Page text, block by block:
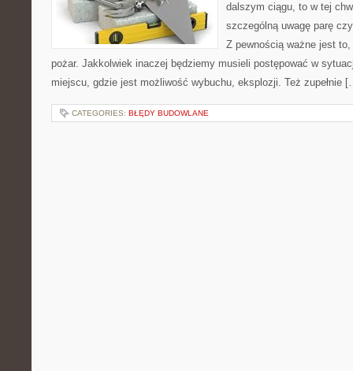
dalszym ciągu, to w tej
szczególną uwagę parę
Z pewnością ważne jest
pożar. Jakkolwiek inaczej będziemy musieli postępować w
miejscu, gdzie jest możliwość wybuchu, eksplozji. Też zupełnie
CATEGORIES: BŁĘDY BUDOWLANE